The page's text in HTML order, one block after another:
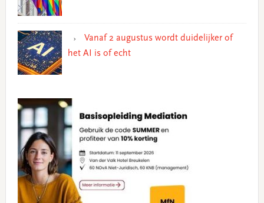
Vanaf 2 augustus wordt duidelijker of
het AI is of echt